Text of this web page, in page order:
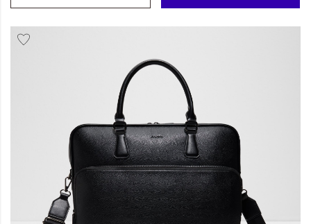
المجموعات
إحياء الطراز الكلاسيكي
ملابس العمل
Leather Collection